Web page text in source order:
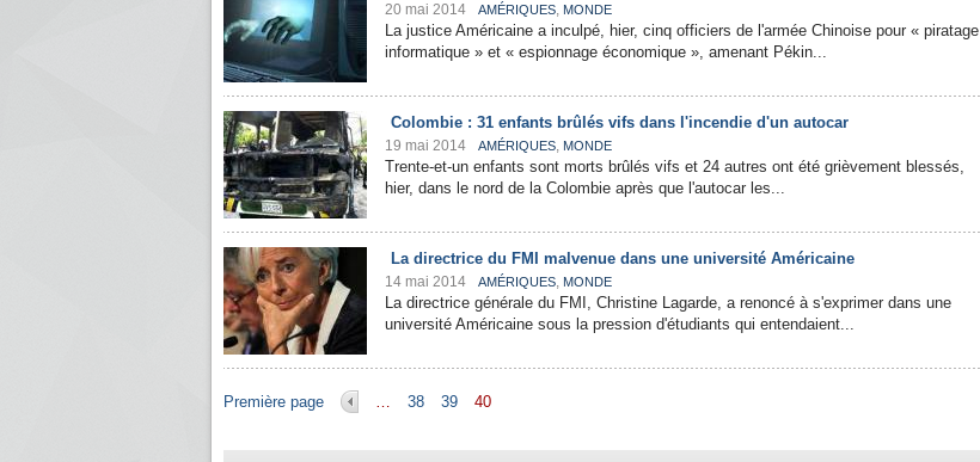
20 mai 2014 AMÉRIQUES, MONDE
La justice Américaine a inculpé, hier, cinq officiers de l'armée Chinoise pour « piratage
informatique » et « espionnage économique », amenant Pékin...
Colombie : 31 enfants brûlés vifs dans l'incendie d'un autocar
19 mai 2014 AMÉRIQUES, MONDE
Trente-et-un enfants sont morts brûlés vifs et 24 autres ont été grièvement blessés,
hier, dans le nord de la Colombie après que l'autocar les...
La directrice du FMI malvenue dans une université Américaine
14 mai 2014 AMÉRIQUES, MONDE
La directrice générale du FMI, Christine Lagarde, a renoncé à s'exprimer dans une
université Américaine sous la pression d'étudiants qui entendaient...
Pages
Première page … 38 39 40